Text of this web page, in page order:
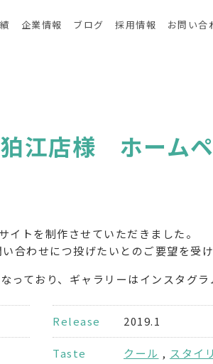
企業情報 ブログ 採用情報
お問い合
江店様 ホーム
トを制作させていただきました。
合わせにつ投げたいとのご要望を受
ており、ギャラリーはインスタグ
Release 2019.1
Taste クール , スタイ